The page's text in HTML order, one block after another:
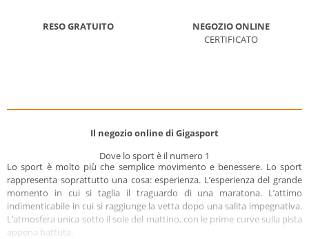
RESO GRATUITO
NEGOZIO ONLINE
CERTIFICATO
Il negozio online di Gigasport
Dove lo sport è il numero 1
Lo sport è molto più che semplice movimento e benessere. Lo sport
rappresenta soprattutto una cosa: esperienza. L’esperienza del grande
momento in cui si taglia il traguardo di una maratona. L’attimo
indimenticabile in cui si raggiunge la vetta dopo una salita impegnativa.
L’atmosfera unica sotto il sole del mattino, con le prime curve sulla pista
appena battuta.